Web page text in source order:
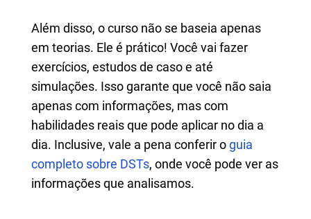
Além disso, o curso não se baseia apenas
em teorias. Ele é prático! Você vai fazer
exercícios, estudos de caso e até
simulações. Isso garante que você não saia
apenas com informações, mas com
habilidades reais que pode aplicar no dia a
dia. Inclusive, vale a pena conferir oguia
completo sobre DSTs, onde você pode ver as
informações que analisamos.